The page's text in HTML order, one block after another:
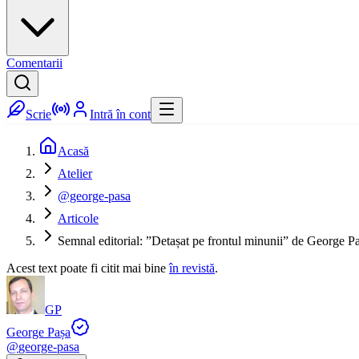
Comentarii
Scrie Intră în cont
Acasă
Atelier
@george-pasa
Articole
Semnal editorial: ”Detașat pe frontul minunii” de George
Acest text poate fi citit mai bine în revistă.
GP
George Pașa
@george-pasa